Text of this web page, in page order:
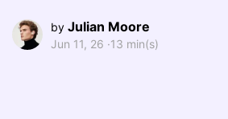
by Julian Moore
Jun 11, 26 ·13 min(s)